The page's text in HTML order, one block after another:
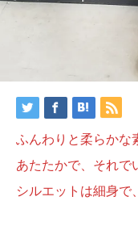
ふんわりと柔らかな
あたたかで、それで
シルエットは細身で